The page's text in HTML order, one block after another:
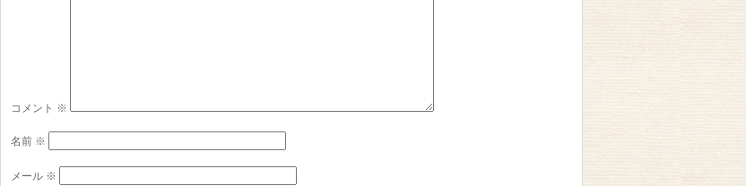
コメント ※
名前 ※
メール ※